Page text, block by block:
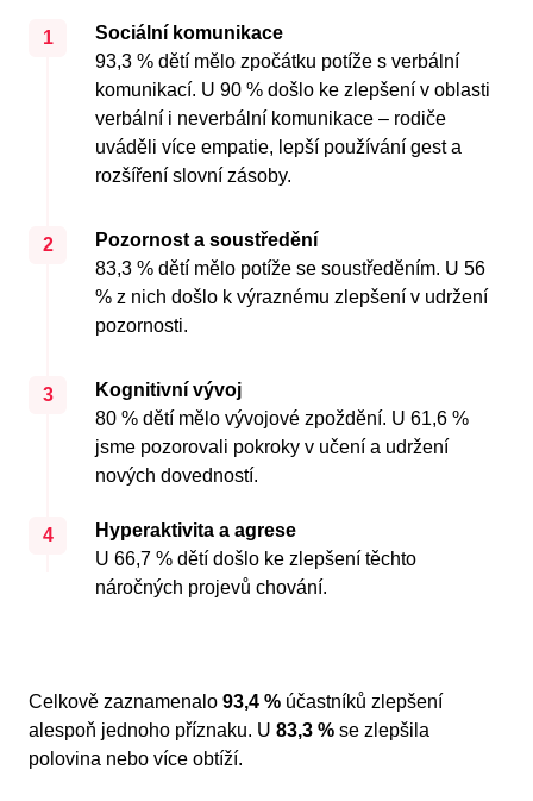
1
Sociální komunikace
93,3 % dětí mělo zpočátku potíže s verbální
komunikací. U 90 % došlo ke zlepšení v oblasti
verbální i neverbální komunikace – rodiče
uváděli více empatie, lepší používání gest a
rozšíření slovní zásoby.
2
Pozornost a soustředění
83,3 % dětí mělo potíže se soustředěním. U 56
% z nich došlo k výraznému zlepšení v udržení
pozornosti.
3
Kognitivní vývoj
80 % dětí mělo vývojové zpoždění. U 61,6 %
jsme pozorovali pokroky v učení a udržení
nových dovedností.
4
Hyperaktivita a agrese
U 66,7 % dětí došlo ke zlepšení těchto
náročných projevů chování.
Celkově zaznamenalo 93,4 % účastníků zlepšení
alespoň jednoho příznaku. U 83,3 % se zlepšila
polovina nebo více obtíží.